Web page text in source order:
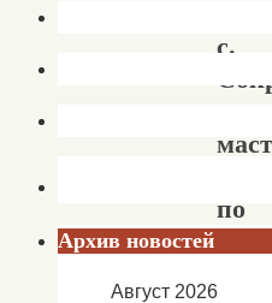
с.
по
Архив новостей
Август 2026